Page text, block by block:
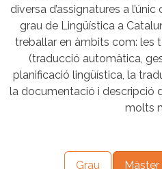
diversa d’assignatures a
grau de Lingüística a
treballar en àmbits com: les
(traducció automàtica,
planificació lingüística, la
la documentació i descripció
molts
Grau Màster